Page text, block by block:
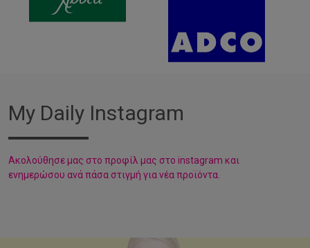
My Daily Instagram
Aκολούθησε μας στο προφίλ μας στο instagram και
ενημερώσου ανά πάσα στιγμή για νέα προϊόντα.